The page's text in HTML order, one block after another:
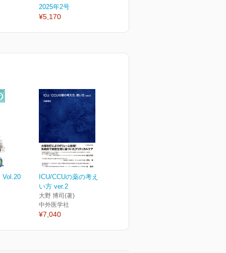
2025年2号
¥5,170
Vol.20
ICU/CCUの薬の考え方，使
い方 ver.2
大野 博司(著)
中外医学社
¥7,040